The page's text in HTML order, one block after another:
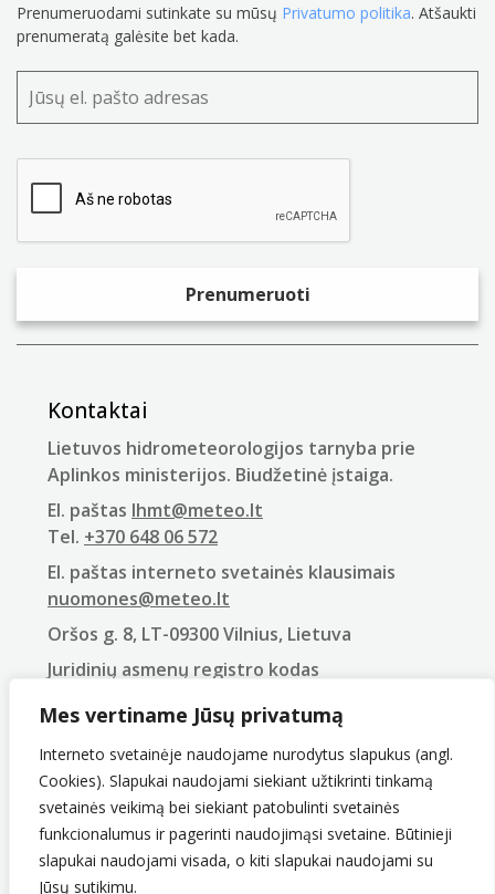
Mes vertiname Jūsų privatumą
Interneto svetainėje naudojame nurodytus slapukus (angl.
Cookies). Slapukai naudojami siekiant užtikrinti tinkamą
svetainės veikimą bei siekiant patobulinti svetainės
funkcionalumus ir pagerinti naudojimąsi svetaine. Būtinieji
slapukai naudojami visada, o kiti slapukai naudojami su
Jūsų sutikimu.
Prenumeruodami sutinkate su mūsų Privatumo politika. Atšaukti
prenumeratą galėsite bet kada.
Kontaktai
Lietuvos hidrometeorologijos tarnyba prie
Aplinkos ministerijos. Biudžetinė įstaiga.
El. paštas lhmt@meteo.lt
Tel. +370 648 06 572
El. paštas interneto svetainės klausimais
nuomones@meteo.lt
Oršos g. 8, LT-09300 Vilnius, Lietuva
Juridinių asmenų registro kodas
PVM mokėtojo kodas
LT907432416